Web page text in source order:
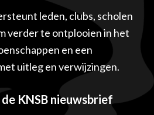
leden, clubs, scholen
verder te ontplooien in het
en een
uitleg en verwijzingen.
KNSB nieuwsbrief